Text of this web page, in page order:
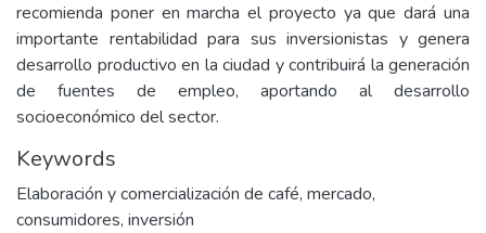
recomienda poner en marcha el proyecto ya que dará una
importante rentabilidad para sus inversionistas y genera
desarrollo productivo en la ciudad y contribuirá la generación
de fuentes de empleo, aportando al desarrollo
socioeconómico del sector.
Keywords
Elaboración y comercialización de café, mercado,
consumidores, inversión